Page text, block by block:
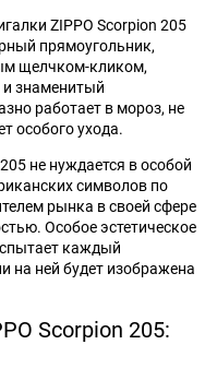
ZIPPO Scorpion 205
прямоугольник,
щелчком-кликом,
и знаменитый
работает в мороз, не
особого ухода.
не нуждается в особой
символов по
рынка в своей сфере
Особое эстетическое
каждый
на ней будет изображена
Scorpion 205: